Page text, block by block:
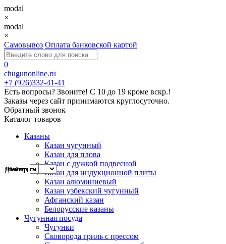
modal
×
modal
×
Самовывоз Оплата банковской картой
0
chugunonline.ru
+7 (926)332-41-41
Есть вопросы? Звоните! С 10 до 19 кроме вскр.!
Заказы через сайт принимаются круглосуточно.
Обратный звонок
Каталог товаров
Казаны
Казан чугунный
Казан для плова
Казан с дужкой подвесной
Казан для индукционной плиты
Казан алюминиевый
Казан узбекский чугунный
Афганский казан
Белорусские казаны
Чугунная посуда
Чугунки
Сковорода гриль с прессом
Диаметр, см
Объём, л
Диаметр, см
Диаметр, см
Диаметр, см
Диаметр, см